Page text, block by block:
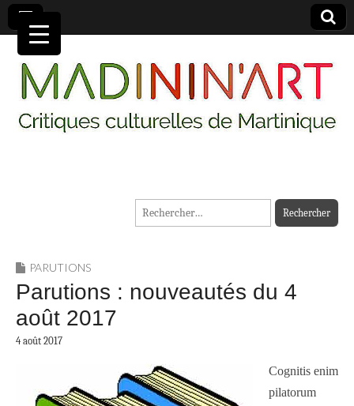
MADININ'ART
Rechercher :
PARUTIONS
Parutions : nouveautés du 4
août 2017
4 août 2017
Cognitis enim
pilatorum